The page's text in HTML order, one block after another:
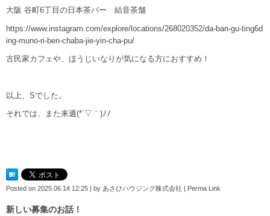
大阪 谷町6丁目の日本茶バー 結音茶舗
https://www.instagram.com/explore/locations/268020352/da-ban-gu-ting6d
ing-muno-ri-ben-chaba-jie-yin-cha-pu/
古民家カフェや、ほうじいなりが気になる方におすすめ！
以上、Sでした。
それでは、また来週(*´▽｀)ﾉﾉ
Posted on 2025.06.14 12:25 | by あさひハウジング株式会社 | Perma Link
新しい募集のお話！